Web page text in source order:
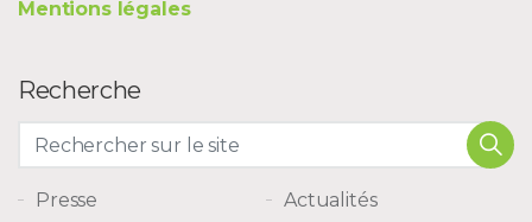
Mentions légales
Recherche
Presse
Actualités